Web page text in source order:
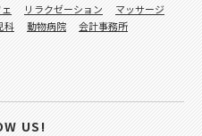
リラクゼーション
マッサージ
科 動物病院
会計事務所
US!